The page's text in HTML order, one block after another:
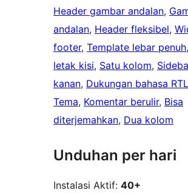
Header gambar andalan,
andalan, Header fleksibel,
footer, Template lebar penuh,
letak kisi, Satu kolom,
kanan, Dukungan bahasa RTL
Tema, Komentar berulir, Bisa
diterjemahkan, Dua kolom
Unduhan per hari
Instalasi Aktif: 40+